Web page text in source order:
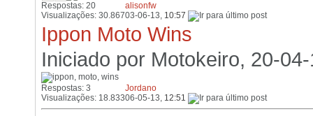
Respostas: 20
Visualizações: 30.867
alisonfw
03-06-13, 10:57
Ippon Moto Wins
Iniciado por Motokeiro, 20-
Respostas: 3
Visualizações: 18.833
Jordano
06-05-13, 12:51